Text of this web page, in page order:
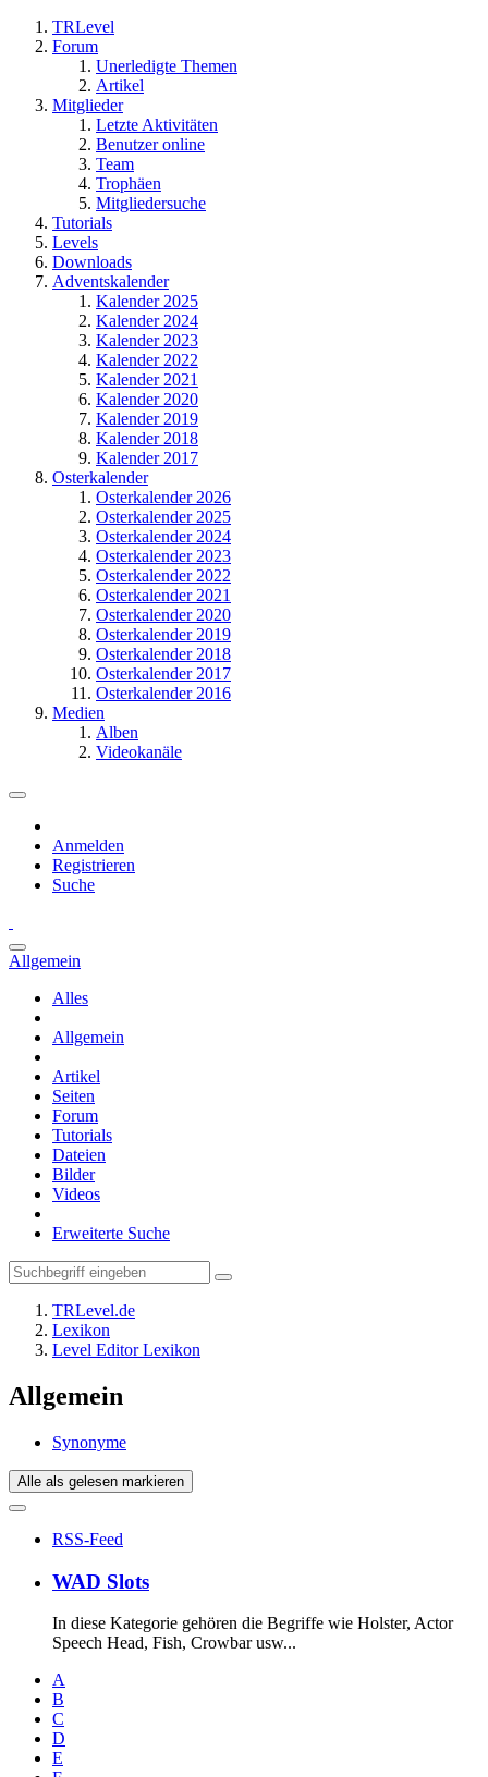
TRLevel
Forum
Unerledigte Themen
Artikel
Mitglieder
Letzte Aktivitäten
Benutzer online
Team
Trophäen
Mitgliedersuche
Tutorials
Levels
Downloads
Adventskalender
Kalender 2025
Kalender 2024
Kalender 2023
Kalender 2022
Kalender 2021
Kalender 2020
Kalender 2019
Kalender 2018
Kalender 2017
Osterkalender
Osterkalender 2026
Osterkalender 2025
Osterkalender 2024
Osterkalender 2023
Osterkalender 2022
Osterkalender 2021
Osterkalender 2020
Osterkalender 2019
Osterkalender 2018
Osterkalender 2017
Osterkalender 2016
Medien
Alben
Videokanäle
Anmelden
Registrieren
Suche
Allgemein
Alles
Allgemein
Artikel
Seiten
Forum
Tutorials
Dateien
Bilder
Videos
Erweiterte Suche
TRLevel.de
Lexikon
Level Editor Lexikon
Allgemein
Synonyme
Alle als gelesen markieren
RSS-Feed
WAD Slots
In diese Kategorie gehören die Begriffe wie Holster, Actor
Speech Head, Fish, Crowbar usw...
A
B
C
D
E